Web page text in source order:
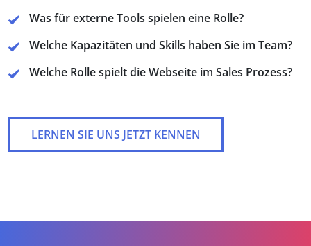
Was für externe Tools spielen eine Rolle?
Welche Kapazitäten und Skills haben Sie im Team?
Welche Rolle spielt die Webseite im Sales Prozess?
LERNEN SIE UNS JETZT KENNEN